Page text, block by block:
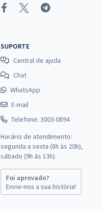
SUPORTE
Central de ajuda
Chat
WhatsApp
E-mail
Telefone: 3003-0894
Horário de atendimento:
segunda a sexta (8h às 20h),
sábado (9h às 13h).
Foi aprovado?
Envie-nos a sua história!